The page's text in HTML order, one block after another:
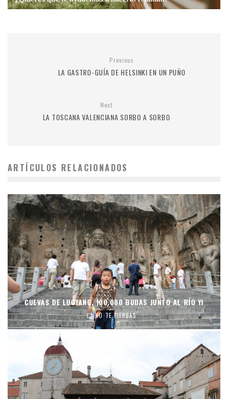
Previous
LA GASTRO-GUÍA DE HELSINKI EN UN PUÑO
Next
LA TOSCANA VALENCIANA SORBO A SORBO
ARTÍCULOS RELACIONADOS
CUEVAS DE LUOYANG, 100.000 BUDAS JUNTO AL RÍO YI
NO TE PIERDAS